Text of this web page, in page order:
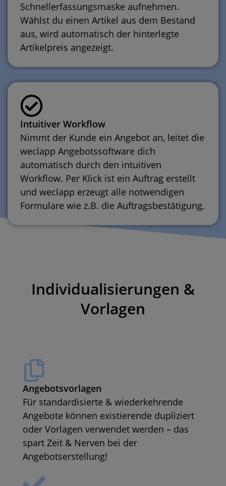
Schnellerfassungsmaske aufnehmen.
Wählst du einen Artikel aus dem Bestand
aus, wird automatisch der hinterlegte
Artikelpreis angezeigt.
Intuitiver Workflow
Nimmt der Kunde ein Angebot an, leitet die
weclapp Angebotssoftware dich
automatisch durch den intuitiven
Workflow. Per Klick ist ein Auftrag erstellt
und weclapp erzeugt alle notwendigen
Formulare wie z.B. die Auftragsbestätigung.
Individualisierungen &
Vorlagen
Angebotsvorlagen
Für standardisierte & wiederkehrende
Angebote können existierende dupliziert
oder Vorlagen verwendet werden – das
spart Zeit & Nerven bei der
Angebotserstellung!